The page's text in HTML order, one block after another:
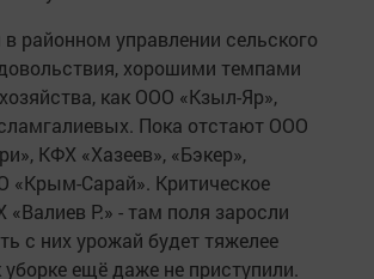
районном управлении сельского
хорошими темпами
как ООО «Кзыл-Яр»,
Пока отстают ООО
КФХ «Хазеев», «Бэкер»,
«Крым-Сарай». Критическое
Р.» - там поля заросли
с них урожай будет тяжелее
ещё даже не приступили.